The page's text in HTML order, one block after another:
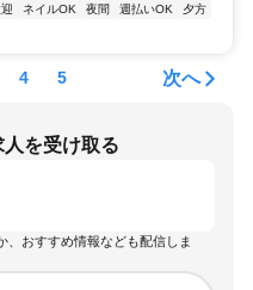
ネイルOK 夜間 週払いOK
夕方
4 5 次へ
を受け取る
、おすすめ情報なども配信しま